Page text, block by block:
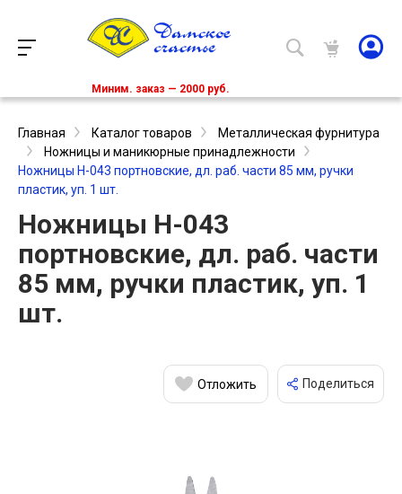
Миним. заказ — 2000 руб.
Главная Каталог товаров
Металлическая фурнитура
Ножницы и маникюрные принадлежности
Ножницы Н-043 портновские, дл. раб. части 85 мм, ручки
пластик, уп. 1 шт.
Ножницы Н-043
портновские, дл. раб. части
85 мм, ручки пластик, уп. 1
шт.
Отложить Поделиться